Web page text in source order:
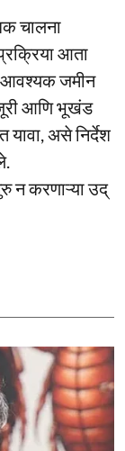
चालना
प्रक्रिया आता
आवश्यक जमीन
आणि भूखंड
असे निर्देश
न करणाऱ्या उद्